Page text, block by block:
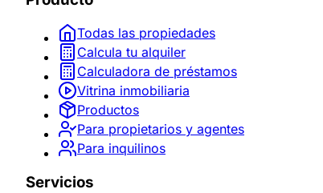
Todas las propiedades
Calcula tu alquiler
Calculadora de préstamos
Vitrina inmobiliaria
Productos
Para propietarios y agentes
Para inquilinos
Servicios